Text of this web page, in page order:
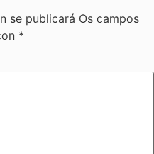
se publicará Os campos
*